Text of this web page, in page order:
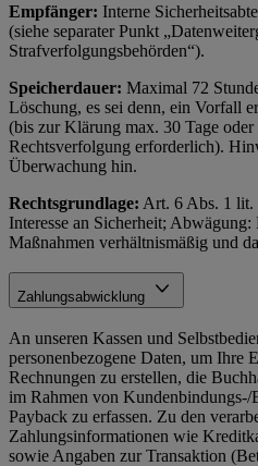
Empfänger: Interne
(siehe separater Punkt
Strafverfolgungsbehörden“).
Speicherdauer: Maximal 72
Löschung, es sei denn, ein Vorfall
(bis zur Klärung max. 30 Tage
Rechtsverfolgung erforderlich).
Überwachung hin.
Rechtsgrundlage: Art. 6 Abs. 1 lit.
Interesse an Sicherheit;
Maßnahmen verhältnismäßig und
Zahlungsabwicklung
An unseren Kassen und
personenbezogene Daten, um Ihre
Rechnungen zu erstellen, die
im Rahmen von
Payback zu erfassen. Zu den
Zahlungsinformationen wie
sowie Angaben zur Transaktion